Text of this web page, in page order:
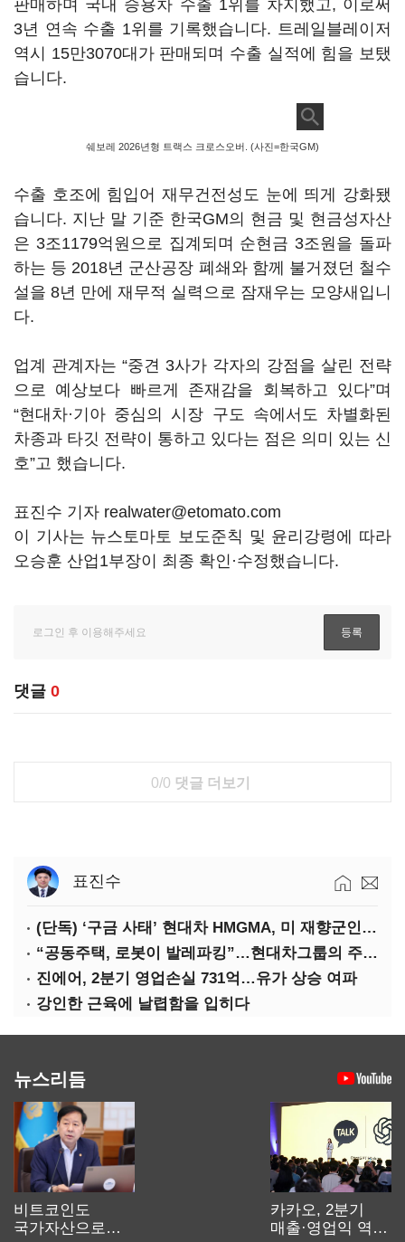
판매하며 국내 승용차 수출 1위를 차지했고, 이로써
3년 연속 수출 1위를 기록했습니다. 트레일블레이저
역시 15만3070대가 판매되며 수출 실적에 힘을 보탰
습니다.
쉐보레 2026년형 트랙스 크로스오버. (사진=한국GM)
수출 호조에 힘입어 재무건전성도 눈에 띄게 강화됐
습니다. 지난 말 기준 한국GM의 현금 및 현금성자산
은 3조1179억원으로 집계되며 순현금 3조원을 돌파
하는 등 2018년 군산공장 폐쇄와 함께 불거졌던 철수
설을 8년 만에 재무적 실력으로 잠재우는 모양새입니
다.
업계 관계자는 “중견 3사가 각자의 강점을 살린 전략
으로 예상보다 빠르게 존재감을 회복하고 있다”며
“현대차·기아 중심의 시장 구도 속에서도 차별화된
차종과 타깃 전략이 통하고 있다는 점은 의미 있는 신
호”고 했습니다.
표진수 기자 realwater@etomato.com
이 기사는 뉴스토마토 보도준칙 및 윤리강령에 따라
오승훈 산업1부장이 최종 확인·수정했습니다.
댓글 0
0/0 댓글 더보기
표진수
(단독) ‘구금 사태’ 현대차 HMGMA, 미 재향군인 채용 확대로 분위기 반전
“공동주택, 로봇이 발레파킹”…현대차그룹의 주차 실험
진에어, 2분기 영업손실 731억…유가 상승 여파
강인한 근육에 날렵함을 입히다
뉴스리듬
비트코인도
국가자산으로…'
카카오, 2분기
매출·영업익 역대